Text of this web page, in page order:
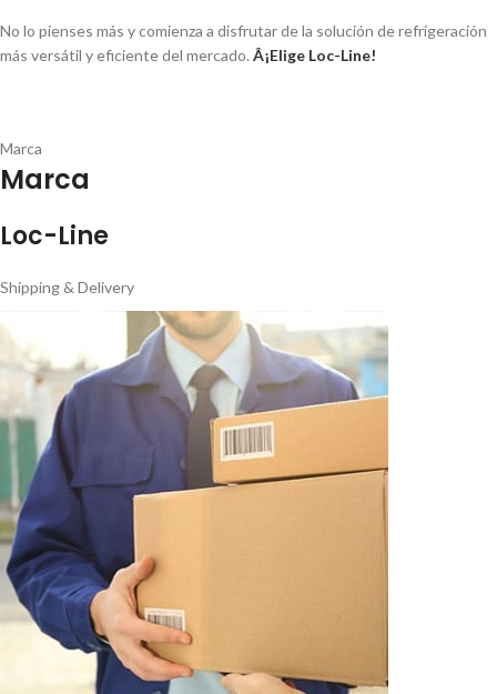
No lo pienses más y comienza a disfrutar de la solución de refrigeración
más versátil y eficiente del mercado. Â¡Elige Loc-Line!
Marca
Marca
Loc-Line
Shipping & Delivery